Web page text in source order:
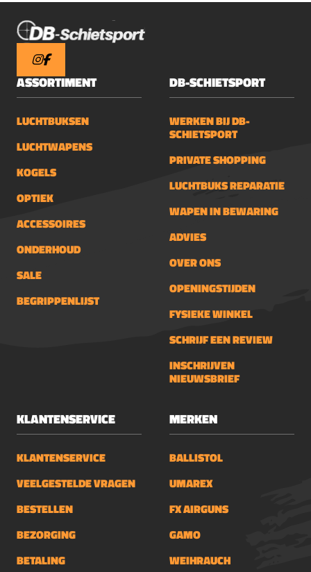
ASSORTIMENT
LUCHTBUKSEN
LUCHTWAPENS
KOGELS
OPTIEK
ACCESSOIRES
ONDERHOUD
SALE
BEGRIPPENLIJST
DB-SCHIETSPORT
WERKEN BIJ DB-
SCHIETSPORT
PRIVATE SHOPPING
LUCHTBUKS REPARATIE
WAPEN IN BEWARING
ADVIES
OVER ONS
OPENINGSTIJDEN
FYSIEKE WINKEL
SCHRIJF EEN REVIEW
INSCHRIJVEN
NIEUWSBRIEF
KLANTENSERVICE
KLANTENSERVICE
VEELGESTELDE VRAGEN
BESTELLEN
BEZORGING
BETALING
MERKEN
BALLISTOL
UMAREX
FX AIRGUNS
GAMO
WEIHRAUCH